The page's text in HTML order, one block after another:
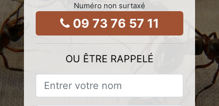
Numéro non surtaxé
09 73 76 57 11
OU ÊTRE RAPPELÉ